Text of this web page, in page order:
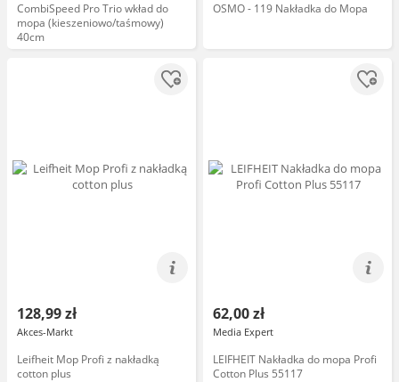
CombiSpeed Pro Trio wkład do
mopa (kieszeniowo/taśmowy)
40cm
OSMO - 119 Nakładka do Mopa
128,99 zł
Akces-Markt
Leifheit Mop Profi z nakładką
cotton plus
62,00 zł
Media Expert
LEIFHEIT Nakładka do mopa Profi
Cotton Plus 55117